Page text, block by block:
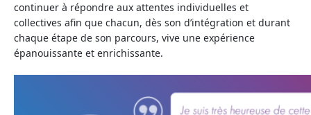
continuer à répondre aux attentes individuelles et
collectives afin que chacun, dès son d’intégration et durant
chaque étape de son parcours, vive une expérience
épanouissante et enrichissante.